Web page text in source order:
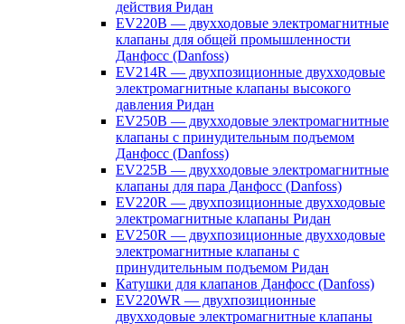
действия Ридан
EV220B — двухходовые электромагнитные
клапаны для общей промышленности
Данфосс (Danfoss)
EV214R — двухпозиционные двухходовые
электромагнитные клапаны высокого
давления Ридан
EV250B — двухходовые электромагнитные
клапаны с принудительным подъемом
Данфосс (Danfoss)
EV225B — двухходовые электромагнитные
клапаны для пара Данфосс (Danfoss)
EV220R — двухпозиционные двухходовые
электромагнитные клапаны Ридан
EV250R — двухпозиционные двухходовые
электромагнитные клапаны с
принудительным подъемом Ридан
Катушки для клапанов Данфосс (Danfoss)
EV220WR — двухпозиционные
двухходовые электромагнитные клапаны